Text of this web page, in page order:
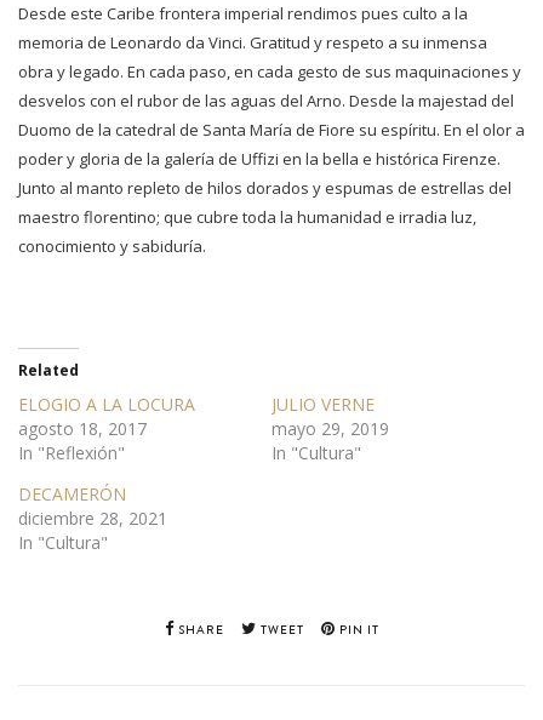
Desde este Caribe frontera imperial rendimos pues culto a la
memoria de Leonardo da Vinci. Gratitud y respeto a su inmensa
obra y legado. En cada paso, en cada gesto de sus maquinaciones y
desvelos con el rubor de las aguas del Arno. Desde la majestad del
Duomo de la catedral de Santa María de Fiore su espíritu. En el olor a
poder y gloria de la galería de Uffizi en la bella e histórica Firenze.
Junto al manto repleto de hilos dorados y espumas de estrellas del
maestro florentino; que cubre toda la humanidad e irradia luz,
conocimiento y sabiduría.
Related
ELOGIO A LA LOCURA
agosto 18, 2017
In "Reflexión"
JULIO VERNE
mayo 29, 2019
In "Cultura"
DECAMERÓN
diciembre 28, 2021
In "Cultura"
SHARE TWEET PIN IT